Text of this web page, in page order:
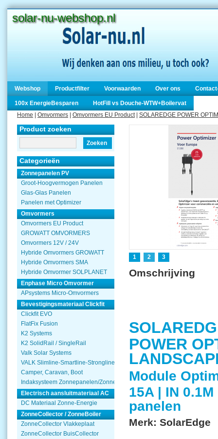
solar-nu-webshop.nl
Webshop Productfilter Voorwaarden Over ons
100x EnergieBesparen
HotFill vs Douche-WTW+Boilervat
Home
Omvormers Omvormers EU Product| SOLAREDGE POWER
Product zoeken
Zoeken
Categorieën
Zonnepanelen PV
Groot-Hoogvermogen Panelen
Glas-Glas Panelen
Panelen met Optimizer
Omvormers
Omvormers EU Product
GROWATT OMVORMERS
Omvormers 12V / 24V
Hybride Omvormers GROWATT
Hybride Omvormers SMA
Hybride Omvormer SOLPLANET
Enphase Micro Omvormer
APsystems Micro-Omvormers
Bevestigingsmateriaal Clickfit
Clickfit EVO
FlatFix Fusion
K2 Systems
K2 SolidRail / SingleRail
Valk Solar Systems
VALK Slimline-Smartline-Strongline
Camper, Caravan, Boot
Indaksysteem Zonnepanelen/Zonnecollector
Electrisch aansluitmateriaal AC
DC Materiaal Zonne-Energie
ZonneCollector / ZonneBoiler
ZonneCollector Vlakkeplaat
ZonneCollector BuisCollector
1 2 3
Omschrijving
POWER
Module
15A | IN
panelen
Merk: SolarEdge